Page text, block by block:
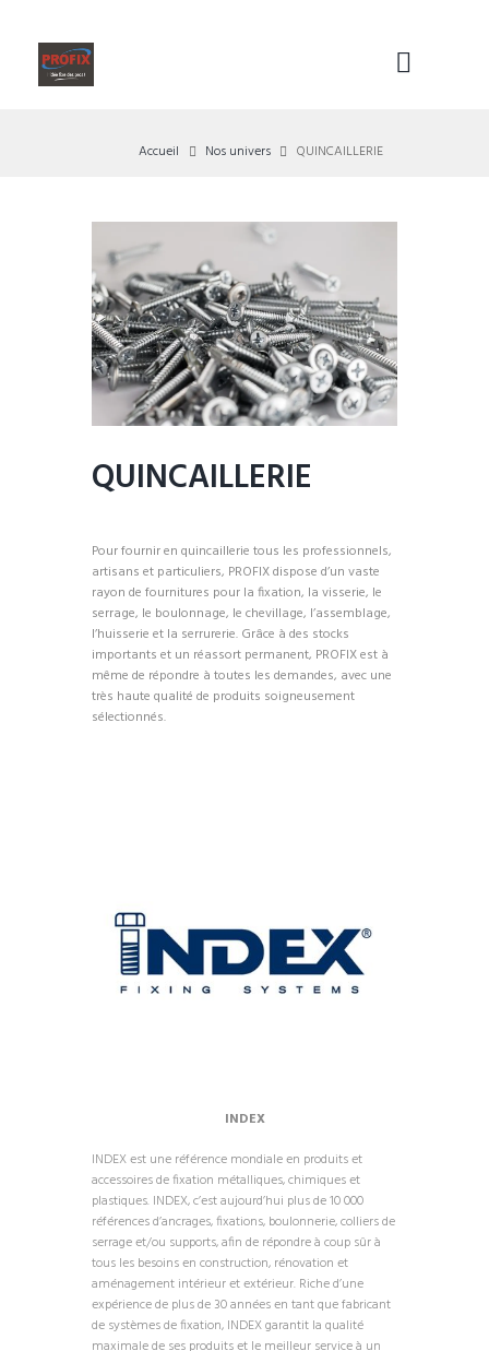
Accueil Nos univers QUINCAILLERIE
QUINCAILLERIE
Pour fournir en quincaillerie tous les professionnels,
artisans et particuliers, PROFIX dispose d’un vaste
rayon de fournitures pour la fixation, la visserie, le
serrage, le boulonnage, le chevillage, l’assemblage,
l’huisserie et la serrurerie. Grâce à des stocks
importants et un réassort permanent, PROFIX est à
même de répondre à toutes les demandes, avec une
très haute qualité de produits soigneusement
sélectionnés.
INDEX
INDEX est une référence mondiale en produits et
accessoires de fixation métalliques, chimiques et
plastiques. INDEX, c’est aujourd’hui plus de 10 000
références d’ancrages, fixations, boulonnerie, colliers de
serrage et/ou supports, afin de répondre à coup sûr à
tous les besoins en construction, rénovation et
aménagement intérieur et extérieur. Riche d’une
expérience de plus de 30 années en tant que fabricant
de systèmes de fixation, INDEX garantit la qualité